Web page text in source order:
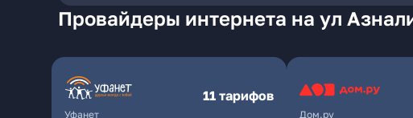
Провайдеры интернета на ул
Уфанет
11 тарифов
Дом.ру